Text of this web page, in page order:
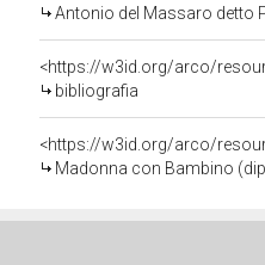
Antonio del Massaro detto
<https://w3id.org/arco/
bibliografia
<https://w3id.org/arco/
Madonna con Bambino